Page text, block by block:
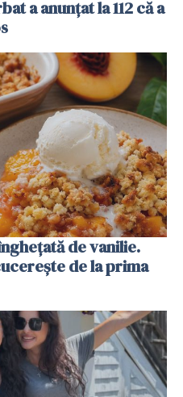
a anunțat la 112 că a
de vanilie.
de la prima